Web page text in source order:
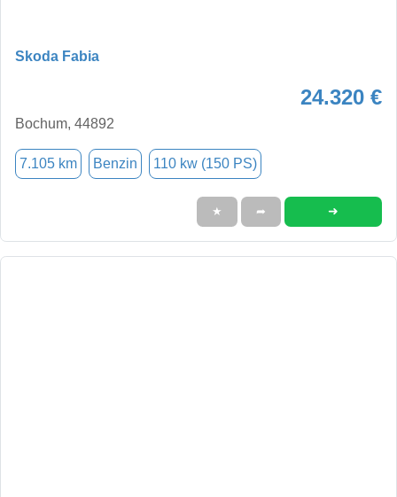
Skoda Fabia
24.320 €
Bochum, 44892
7.105 km Benzin 110 kw (150 PS)
★ ➦ ➜